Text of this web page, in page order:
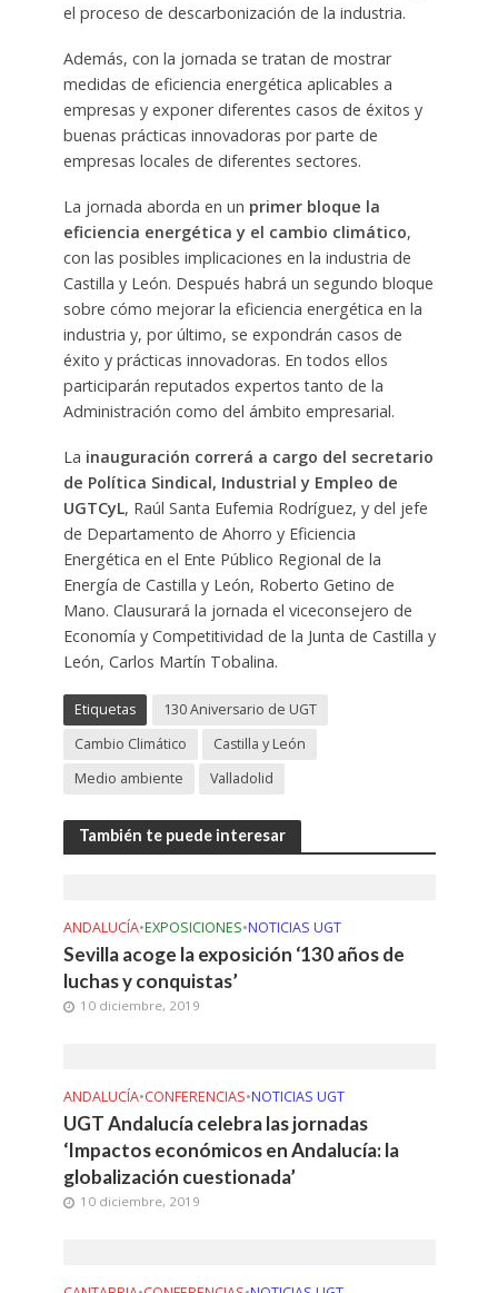
el proceso de descarbonización de la industria.
Además, con la jornada se tratan de mostrar
medidas de eficiencia energética aplicables a
empresas y exponer diferentes casos de éxitos y
buenas prácticas innovadoras por parte de
empresas locales de diferentes sectores.
La jornada aborda en un primer bloque la
eficiencia energética y el cambio climático,
con las posibles implicaciones en la industria de
Castilla y León. Después habrá un segundo bloque
sobre cómo mejorar la eficiencia energética en la
industria y, por último, se expondrán casos de
éxito y prácticas innovadoras. En todos ellos
participarán reputados expertos tanto de la
Administración como del ámbito empresarial.
La inauguración correrá a cargo del secretario
de Política Sindical, Industrial y Empleo de
UGTCyL, Raúl Santa Eufemia Rodríguez, y del jefe
de Departamento de Ahorro y Eficiencia
Energética en el Ente Público Regional de la
Energía de Castilla y León, Roberto Getino de
Mano. Clausurará la jornada el viceconsejero de
Economía y Competitividad de la Junta de Castilla y
León, Carlos Martín Tobalina.
Etiquetas
130 Aniversario de UGT
Cambio Climático
Castilla y León
Medio ambiente
Valladolid
También te puede interesar
ANDALUCÍA•EXPOSICIONES•NOTICIAS UGT
Sevilla acoge la exposición ‘130 años de
luchas y conquistas’
10 diciembre, 2019
ANDALUCÍA•CONFERENCIAS•NOTICIAS UGT
UGT Andalucía celebra las jornadas
‘Impactos económicos en Andalucía: la
globalización cuestionada’
10 diciembre, 2019